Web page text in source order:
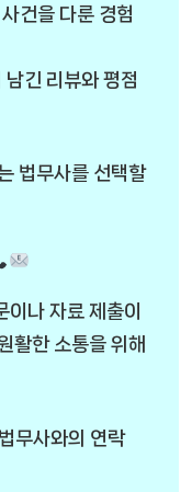
건을 다룬 경험
긴 리뷰와 평점
법무사를 선택할
나 자료 제출이
활한 소통을 위해
무사와의 연락